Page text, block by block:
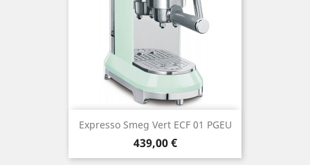
Expresso Smeg Vert ECF 01 PGEU
Prix
439,00 €